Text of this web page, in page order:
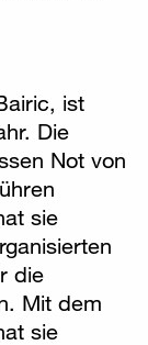
ist
Die
Not von
sie
die
Mit dem
sie